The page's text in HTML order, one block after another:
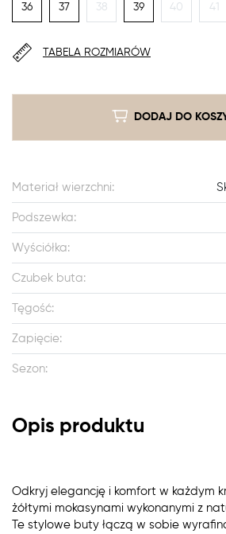
36 37 38 39 40 41
TABELA ROZMIARÓW
DODAJ DO
Materiał wierzchni:
Podszewka:
Wyściółka:
Czubek buta:
Tęgość:
Zapięcie:
Sezon:
Opis produktu
Odkryj elegancję i komfort w każdym
żółtymi mokasynami wykonanymi z
Te stylowe buty łączą w sobie